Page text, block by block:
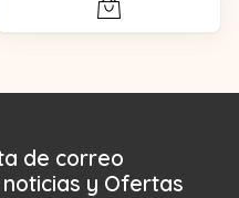
de correo
y Ofertas